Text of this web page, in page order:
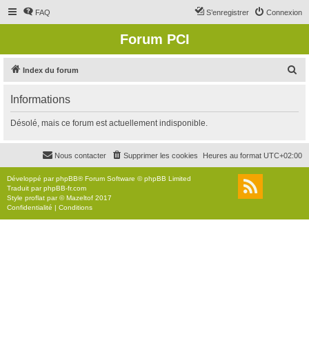
FAQ Connexion
S’enregistrer
Forum PCI
Index du forum
r
c
r
Informations
Désolé, mais ce forum est actuellement indisponible.
Heures au format UTC+02:00
Supprimer les cookies
Nous contacter
Développé parphpBB® Forum Software © phpBB Limited
Traduit parphpBB-fr.com
Style proflat par ©Mazeltof 2017
Confidentialité | Conditions